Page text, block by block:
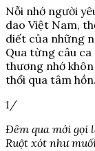
Nỗi nhớ người
dao Việt Nam,
diết của những
Qua từng câu
thương nhớ
thổi qua tâm hồn.
1/
Đêm qua mới gọi
Ruột xót như